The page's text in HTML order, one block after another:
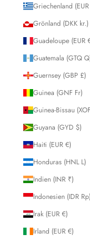
Griechenland
Grönland (DKK kr.)
Guadeloupe (EUR
Guatemala (GTQ
Guernsey (GBP £)
Guinea (GNF Fr)
Guinea-Bissau
Guyana (GYD $)
Haiti (EUR €)
Honduras (HNL L)
Indien (INR ₹)
Indonesien (IDR Rp)
Irak (EUR €)
Irland (EUR €)